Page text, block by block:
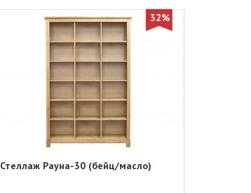
32%
Стеллаж Рауна-30 (бейц/масло)